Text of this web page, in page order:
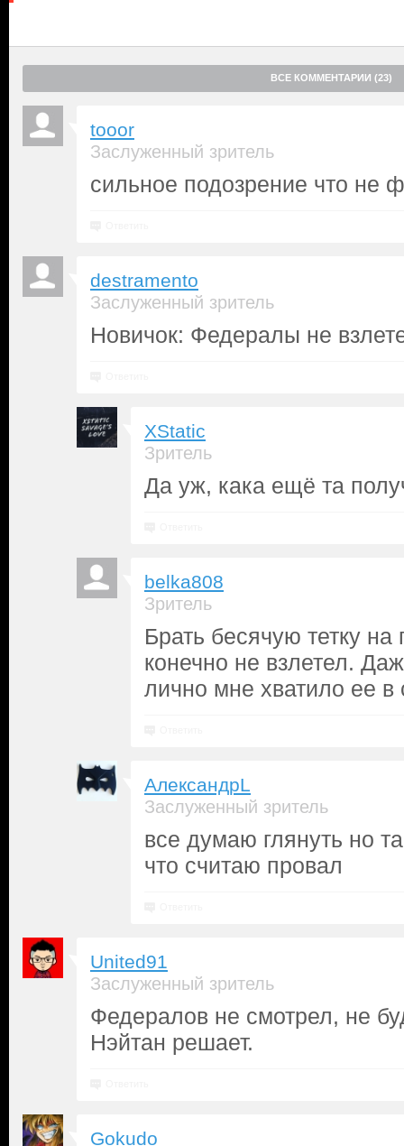
ВСЕ КОММЕНТАРИИ (23)
tooor
Заслуженный зритель
сильное подозрение что не
destramento
Заслуженный зритель
Новичок: Федералы не
XStatic
Зритель
Да уж, кака ещё та
belka808
Зритель
Брать бесячую тетку на
конечно не взлетел.
лично мне хватило ее в
АлександрL
Заслуженный зритель
все думаю глянуть но
что считаю провал
United91
Заслуженный зритель
Федералов не смотрел, не
Нэйтан решает.
Gokudo